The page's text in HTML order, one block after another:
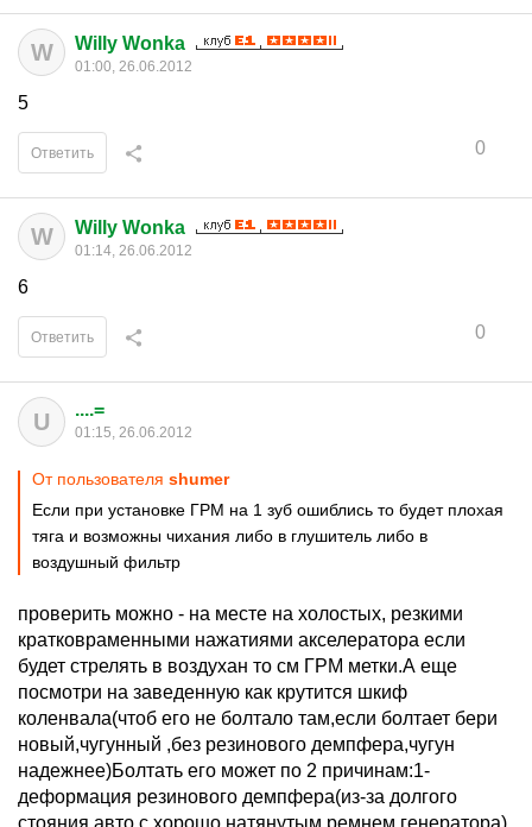
W Willy Wonka
01:00, 26.06.2012
5
0
Ответить
W Willy Wonka
01:14, 26.06.2012
6
0
Ответить
U ....=
01:15, 26.06.2012
От пользователя shumer
Если при установке ГРМ на 1 зуб ошиблись то будет плохая
тяга и возможны чихания либо в глушитель либо в
воздушный фильтр
проверить можно - на месте на холостых, резкими
кратковраменными нажатиями акселератора если
будет стрелять в воздухан то см ГРМ метки.А еще
посмотри на заведенную как крутится шкиф
коленвала(чтоб его не болтало там,если болтает бери
новый,чугунный ,без резинового демпфера,чугун
надежнее)Болтать его может по 2 причинам:1-
деформация резинового демпфера(из-за долгого
стояния авто с хорошо натянутым ремнем генератора)